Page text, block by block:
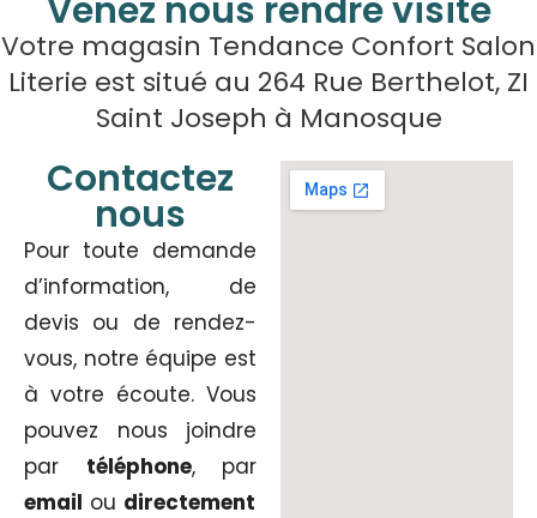
Venez nous rendre visite
Votre magasin Tendance Confort Salon
Literie est situé au 264 Rue Berthelot, ZI
Saint Joseph à Manosque
Contactez
nous
Pour toute demande
d’information, de
devis ou de rendez-
vous, notre équipe est
à votre écoute. Vous
pouvez nous joindre
par téléphone, par
email ou directement